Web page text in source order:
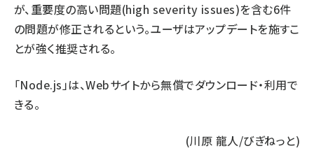
が、重要度の高い問題(high severity issues)を含む6件
の問題が修正されるという。ユーザはアップデートを施すこ
とが強く推奨される。
「Node.js」は、Webサイトから無償でダウンロード・利用で
きる。
(川原 龍人/びぎねっと)